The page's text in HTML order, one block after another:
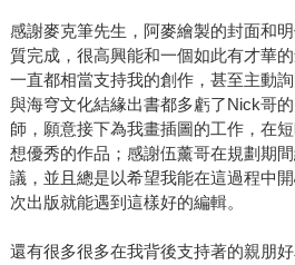
感謝麥克筆先生，阿麥繪製的封面和
質完成，很高興能和一個如此有才華
一直都相當支持我的創作，甚至主動
與海穹文化結緣出書都多虧了Nick哥
師，願意接下為我畫插圖的工作，在
想優秀的作品；感謝伍薰哥在規劃期
議，並且總是以希望我能在這過程中
次出版就能遇到這樣好的編輯。
還有很多很多在我背後支持著的親朋